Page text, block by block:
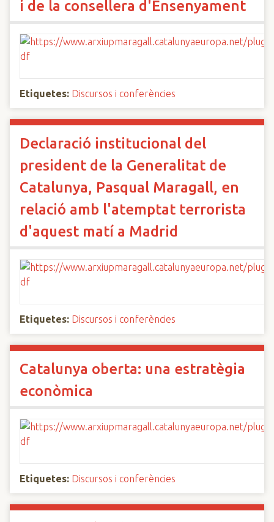
i de la consellera d'Ensenyament
Etiquetes: Discursos i conferències
Declaració institucional del
president de la Generalitat de
Catalunya, Pasqual Maragall, en
relació amb l'atemptat terrorista
d'aquest matí a Madrid
Etiquetes: Discursos i conferències
Catalunya oberta: una estratègia
econòmica
Etiquetes: Discursos i conferències